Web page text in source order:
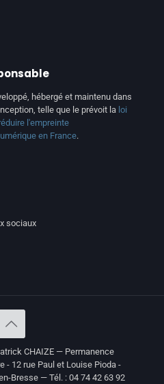
hébergé et maintenu dans
telle que le prévoit la loi
l'empreinte
en France.
sociaux
CHAIZE — Permanence
- 12 rue Paul et Louise Pioda -
Bresse — Tél. : 04 74 42 63 92